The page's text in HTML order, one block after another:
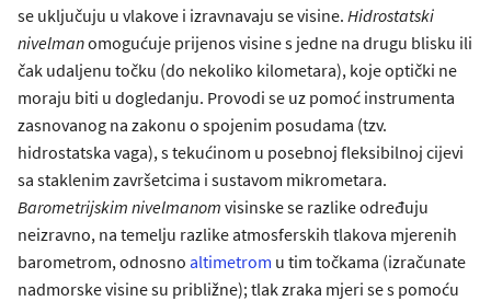
se uključuju u vlakove i izravnavaju se visine. Hidrostatski
nivelmanomogućuje prijenos visine s jedne na drugu blisku ili
čak udaljenu točku (do nekoliko kilometara), koje optički ne
moraju biti u dogledanju. Provodi se uz pomoć instrumenta
zasnovanog na zakonu o spojenim posudama (tzv.
hidrostatska vaga), s tekućinom u posebnoj fleksibilnoj cijevi
sa staklenim završetcima i sustavom mikrometara.
Barometrijskim nivelmanom visinske se razlike određuju
neizravno, na temelju razlike atmosferskih tlakova mjerenih
barometrom, odnosno altimetrom u tim točkama (izračunate
nadmorske visine su približne); tlak zraka mjeri se s pomoću